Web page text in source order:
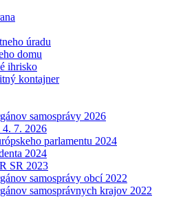
úradu
domu
ihrisko
kontajner
samosprávy 2026
4. 7. 2026
parlamentu 2024
2024
SR 2023
samosprávy obcí 2022
samosprávnych krajov 2022